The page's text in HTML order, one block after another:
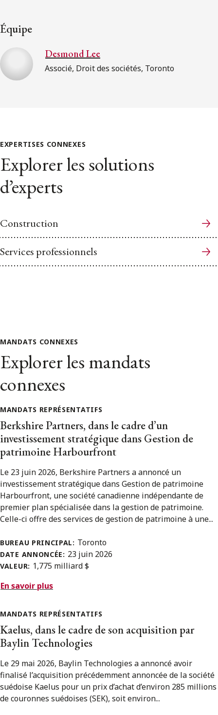
Équipe
Desmond Lee
Associé, Droit des sociétés, Toronto
EXPERTISES CONNEXES
Explorer les solutions
d’experts
Construction
Services professionnels
MANDATS CONNEXES
Explorer les mandats
connexes
MANDATS REPRÉSENTATIFS
Berkshire Partners, dans le cadre d’un
investissement stratégique dans Gestion de
patrimoine Harbourfront
Le 23 juin 2026, Berkshire Partners a annoncé un
investissement stratégique dans Gestion de patrimoine
Harbourfront, une société canadienne indépendante de
premier plan spécialisée dans la gestion de patrimoine.
Celle-ci offre des services de gestion de patrimoine à une...
BUREAU PRINCIPAL: Toronto
DATE ANNONCÉE: 23 juin 2026
VALEUR: 1,775 milliard $
En savoir plus
MANDATS REPRÉSENTATIFS
Kaelus, dans le cadre de son acquisition par
Baylin Technologies
Le 29 mai 2026, Baylin Technologies a annoncé avoir
finalisé l’acquisition précédemment annoncée de la société
suédoise Kaelus pour un prix d’achat d’environ 285 millions
de couronnes suédoises (SEK), soit environ...